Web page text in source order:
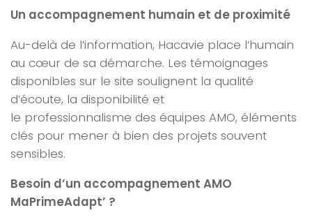
Un accompagnement humain et de proximité
Au-delà de l’information, Hacavie place l’humain
au cœur de sa démarche. Les témoignages
disponibles sur le site soulignent la qualité
d’écoute, la disponibilité et
le professionnalisme des équipes AMO, éléments
clés pour mener à bien des projets souvent
sensibles.
Besoin d’un accompagnement AMO
MaPrimeAdapt’ ?